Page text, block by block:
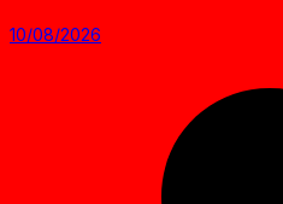
10/08/2026